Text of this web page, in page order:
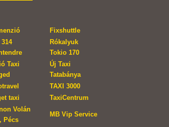
Fixshuttle
Rókalyuk
Tokio 170
Taxi
Új Taxi
Tatabánya
TAXI 3000
taxi
TaxiCentrum
Volán
Pécs
MB Vip Service